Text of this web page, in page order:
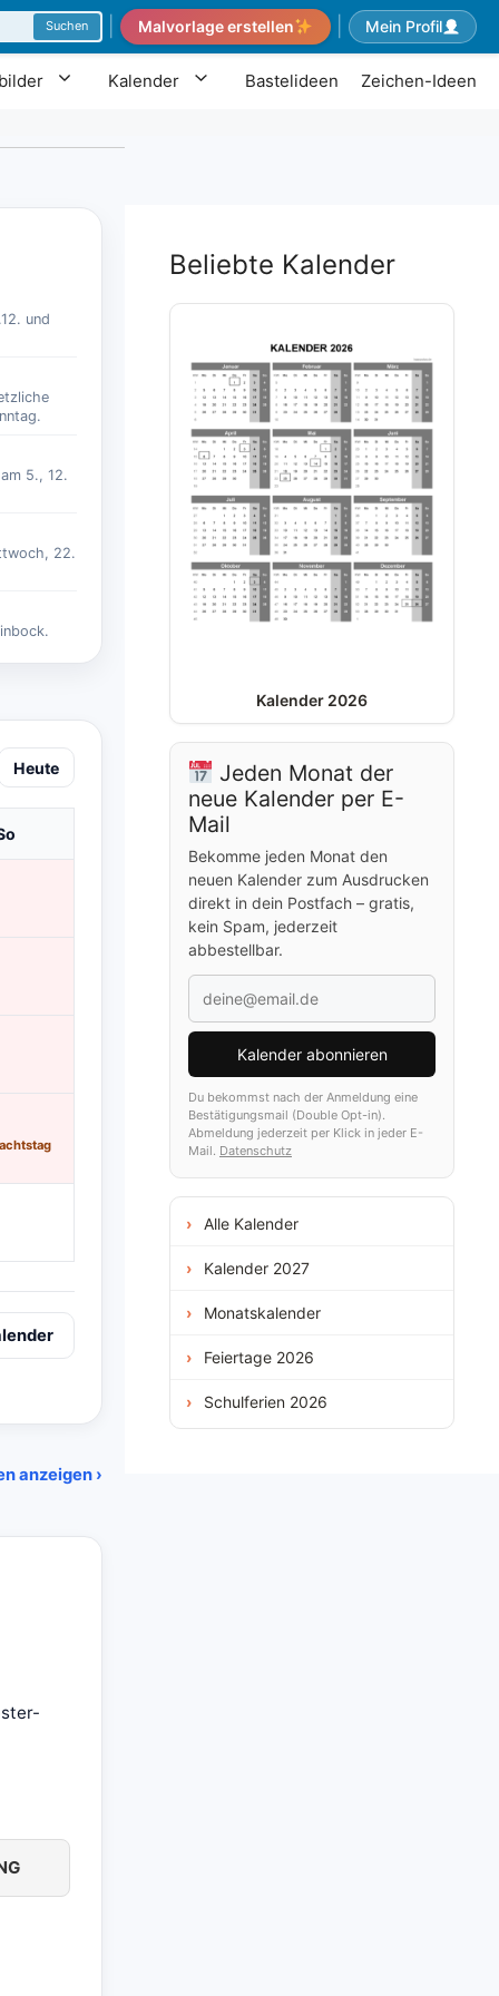
Suchen Malvorlage erstellen Mein Profil
Kalender Bastelideen Zeichen-Ideen
und
5., 12.
22.
Heute
anzeigen ›
Beliebte Kalender
Kalender 2026
Jeden Monat der
neue Kalender per E-
Mail
Bekomme jeden Monat den
neuen Kalender zum Ausdrucken
direkt in dein Postfach – gratis,
kein Spam, jederzeit
abbestellbar.
Kalender abonnieren
Du bekommst nach der Anmeldung eine
Bestätigungsmail (Double Opt-in).
Abmeldung jederzeit per Klick in jeder E-
Mail. Datenschutz
Alle Kalender
Kalender 2027
Monatskalender
Feiertage 2026
Schulferien 2026